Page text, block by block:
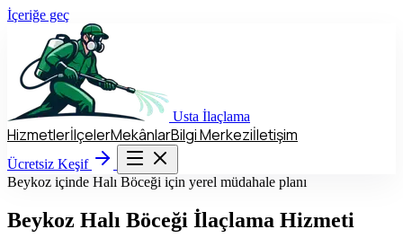
İçeriğe geç
Usta İlaçlama
HizmetlerİlçelerMekânlarBilgi Merkeziİletişim
Ücretsiz Keşif
Hizmetler İlçeler Mekânlar Bilgi Merkezi
Ücretsiz Keşif
Beykoz içinde Halı Böceği için yerel müdahale planı
Beykoz Halı Böceği İlaçlama Hizmeti